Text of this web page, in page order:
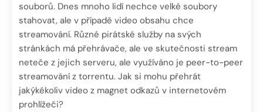
souborů. Dnes mnoho lidí nechce velké soubory
stahovat, ale v případě video obsahu chce
streamování. Různé pirátské služby na svých
stránkách má přehrávače, ale ve skutečnosti stream
neteče z jejich serveru, ale využíváno je peer-to-peer
streamování z torrentu. Jak si mohu přehrát
jakýkékoliv video z magnet odkazů v internetovém
prohlížeči?